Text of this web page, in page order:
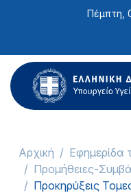
ιστότοπος
περιλαμβάνει
ένα
σύστημα
Πέμπτη,
Αρχική
Εφημερίδα
Προμήθειες-
Προκηρύξεις